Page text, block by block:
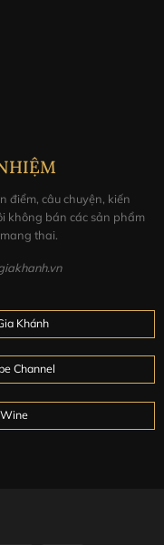
điểm, câu chuyện, kiến
không bán các sản phẩm
thai.
Khánh
Channel